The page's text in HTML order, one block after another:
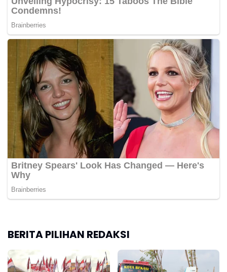
BERITA PILIHAN REDAKSI